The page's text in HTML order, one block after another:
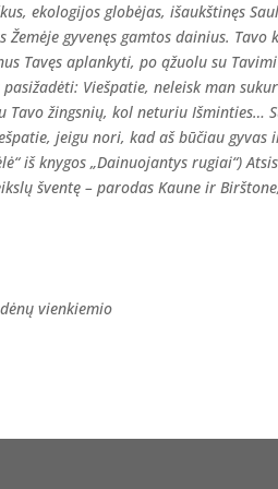
ekologijos globėjas, išaukštinęs
gyvenęs gamtos dainius.
Tavęs aplankyti, po ąžuolu su
pasižadėti: Viešpatie, neleisk man
Tavo žingsnių, kol neturiu
jeigu nori, kad aš būčiau
iš knygos „Dainuojantys rugiai“)
šventę – parodas Kaune ir
vienkiemio